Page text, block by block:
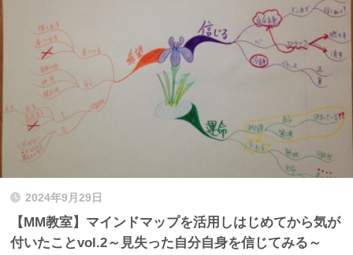
2024年9月29日
【MM教室】マインドマップを活用しはじめてから気が
付いたことvol.2～見失った自分自身を信じてみる～